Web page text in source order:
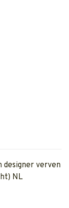
designer verven
NL